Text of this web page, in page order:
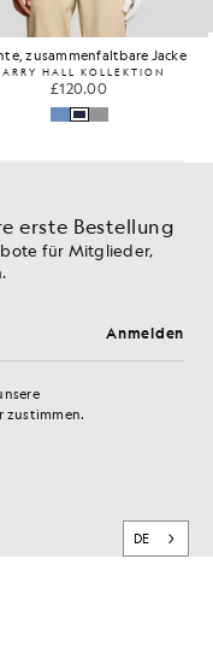
zusammenfaltbare Jacke
HALL KOLLEKTION
£120.00
erste Bestellung
für Mitglieder,
Anmelden
zustimmen.
DE